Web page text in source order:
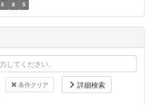
5 8 5
条件クリア 詳細検索